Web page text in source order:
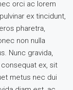
orci ac lorem
ex tincidunt,
pharetra,
non nulla
Nunc gravida,
ex, sit
metus nec dui